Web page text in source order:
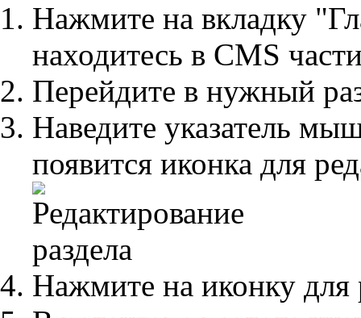
Нажмите на вкладку
находитесь в CMS
Перейдите в нужный
Наведите указатель
появится иконка для
Нажмите на иконку для